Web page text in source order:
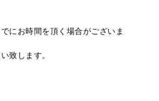
にお時間を頂く場合がございま
致します。